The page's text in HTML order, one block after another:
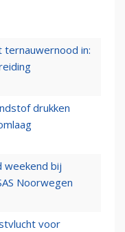
ternauwernood in:
drukken
weekend bij
Noorwegen
voor